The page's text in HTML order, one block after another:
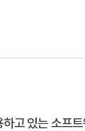
고 있는 소프